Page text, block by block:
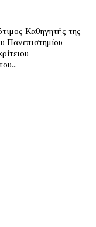
Καθηγητής της
Πανεπιστημίου